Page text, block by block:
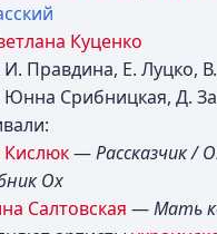
Куценко
Правдина, Е. Луцко, В.
Юнна Срибницкая, Д.
Кислюк—Рассказчик /
Ох
Салтовская —Мать